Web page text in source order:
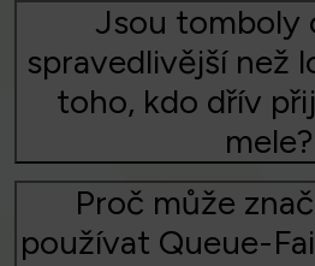
Jsou tomboly
spravedlivější než
toho, kdo dřív
mele?
Proč může
používat Queue-